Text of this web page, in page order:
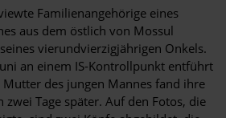
Familienangehörige eines
aus dem östlich von Mossul
vierundvierzigjährigen Onkels.
an einem IS-Kontrollpunkt entführt
des jungen Mannes fand ihre
Tage später. Auf den Fotos, die